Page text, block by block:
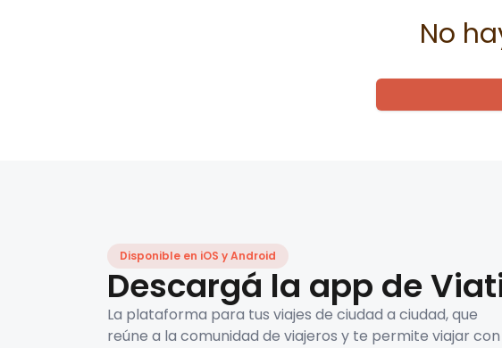
No
Disponible en iOS y Android
Descargá la app de
La plataforma para tus viajes de ciudad a ciudad, que
reúne a la comunidad de viajeros y te permite viajar con